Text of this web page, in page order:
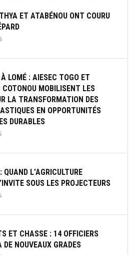
ET ATABÉNOU ONT COURU
LOMÉ : AIESEC TOGO ET
COTONOU MOBILISENT LES
LA TRANSFORMATION DES
EN OPPORTUNITÉS
DURABLES
L’AGRICULTURE
SOUS LES PROJECTEURS
ET CHASSE : 14 OFFICIERS
NOUVEAUX GRADES